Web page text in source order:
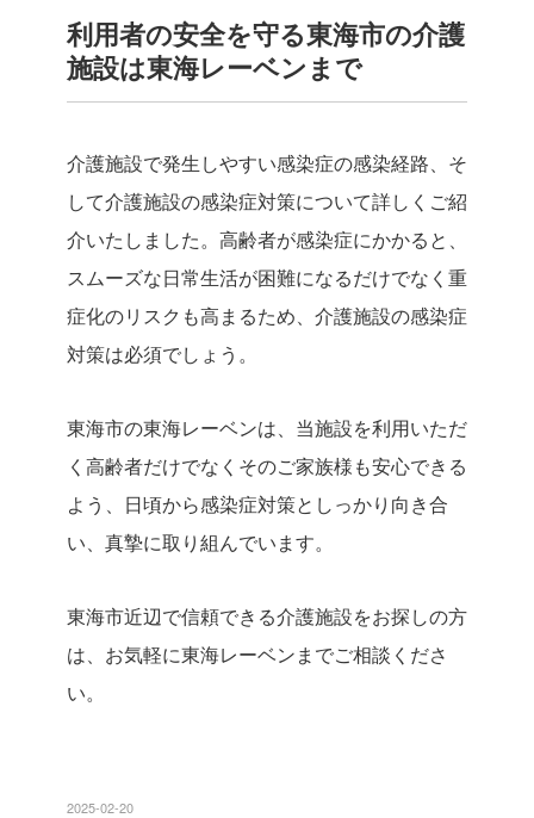
利用者の安全を守る東海市の介護
施設は東海レーベンまで
介護施設で発生しやすい感染症の感染経路、そ
して介護施設の感染症対策について詳しくご紹
介いたしました。高齢者が感染症にかかると、
スムーズな日常生活が困難になるだけでなく重
症化のリスクも高まるため、介護施設の感染症
対策は必須でしょう。
東海市の東海レーベンは、当施設を利用いただ
く高齢者だけでなくそのご家族様も安心できる
よう、日頃から感染症対策としっかり向き合
い、真摯に取り組んでいます。
東海市近辺で信頼できる介護施設をお探しの方
は、お気軽に東海レーベンまでご相談くださ
い。
2025-02-20